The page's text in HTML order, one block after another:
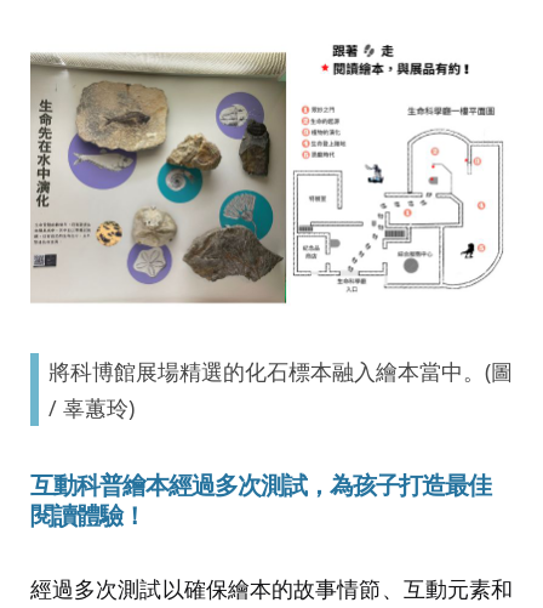
將科博館展場精選的化石標本融入繪本當中。(圖
/ 辜蕙玲)
互動科普繪本經過多次測試，為孩子打造最佳
閱讀體驗！
經過多次測試以確保繪本的故事情節、互動元素和